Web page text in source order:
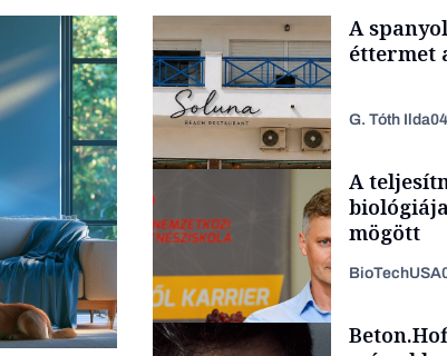
A
éttermet
G. Tóth Ilda
A
mögött
BioTechUSA